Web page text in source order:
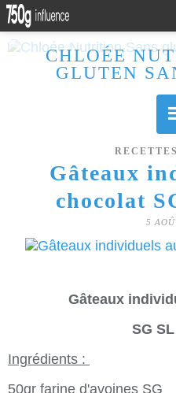
CHLOÉE
GLUTEN
Gâteaux
chocolat
5
Gâteaux
SG
Ingrédients :
50gr farine d'avoines SG